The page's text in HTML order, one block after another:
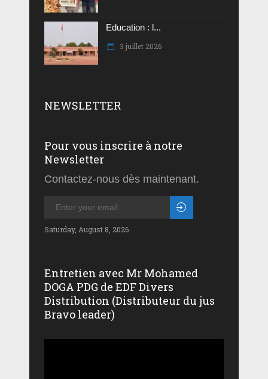
Education : l...
3 juillet 2026
NEWSLETTER
Pour vous inscrire à notre
Newsletter
Contactez-nous dès maintenant.
Saturday, August 8, 2026
Entretien avec Mr Mohamed
DOGA PDG de EDF Divers
Distribution (Distributeur du jus
Bravo leader)